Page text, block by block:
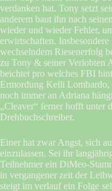
verdanken hat. Tony setzt
anderem baut ihn nach
wieder und wieder Fehler,
erwirtschaften.
wechselndem Riesenerfolg
zu Tony & seiner Verlobten
beichtet pro welches FBI
Ermordung Kelli
noch immer an Adriana
„Cleaver“ ferner hofft unter
Drehbuchschreiber.
Einer hat zwar Angst, sich
einzulassen. Sei ihr
Teilnehmer ein DiMeo-
in vergangener zeit der
steigt im verlauf ein Folge